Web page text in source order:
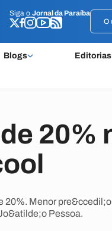
Siga o Jornal da Paraíba
Blogs Editorias
Siga o Jornal da Paraíba
20%
20%. Menor
Pessoa.